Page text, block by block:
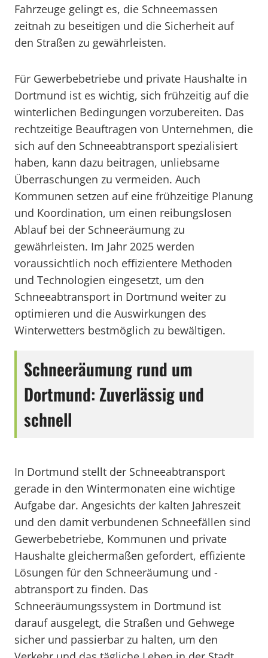
Fahrzeuge gelingt es, die Schneemassen
zeitnah zu beseitigen und die Sicherheit auf
den Straßen zu gewährleisten.
Für Gewerbebetriebe und private Haushalte in
Dortmund ist es wichtig, sich frühzeitig auf die
winterlichen Bedingungen vorzubereiten. Das
rechtzeitige Beauftragen von Unternehmen, die
sich auf den Schneeabtransport spezialisiert
haben, kann dazu beitragen, unliebsame
Überraschungen zu vermeiden. Auch
Kommunen setzen auf eine frühzeitige Planung
und Koordination, um einen reibungslosen
Ablauf bei der Schneeräumung zu
gewährleisten. Im Jahr 2025 werden
voraussichtlich noch effizientere Methoden
und Technologien eingesetzt, um den
Schneeabtransport in Dortmund weiter zu
optimieren und die Auswirkungen des
Winterwetters bestmöglich zu bewältigen.
Schneeräumung rund um
Dortmund: Zuverlässig und
schnell
In Dortmund stellt der Schneeabtransport
gerade in den Wintermonaten eine wichtige
Aufgabe dar. Angesichts der kalten Jahreszeit
und den damit verbundenen Schneefällen sind
Gewerbebetriebe, Kommunen und private
Haushalte gleichermaßen gefordert, effiziente
Lösungen für den Schneeräumung und -
abtransport zu finden. Das
Schneeräumungssystem in Dortmund ist
darauf ausgelegt, die Straßen und Gehwege
sicher und passierbar zu halten, um den